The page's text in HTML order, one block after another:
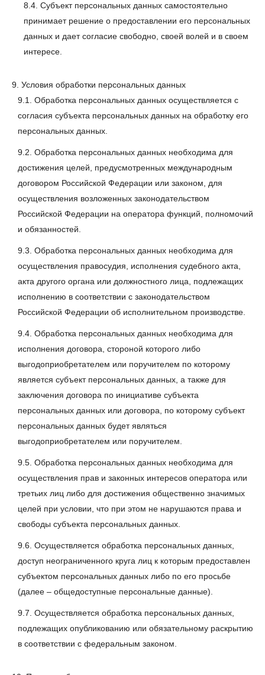
8.4. Субъект персональных данных самостоятельно
принимает решение о предоставлении его персональных
данных и дает согласие свободно, своей волей и в своем
интересе.
9. Условия обработки персональных данных
9.1. Обработка персональных данных осуществляется с
согласия субъекта персональных данных на обработку его
персональных данных.
9.2. Обработка персональных данных необходима для
достижения целей, предусмотренных международным
договором Российской Федерации или законом, для
осуществления возложенных законодательством
Российской Федерации на оператора функций, полномочий
и обязанностей.
9.3. Обработка персональных данных необходима для
осуществления правосудия, исполнения судебного акта,
акта другого органа или должностного лица, подлежащих
исполнению в соответствии с законодательством
Российской Федерации об исполнительном производстве.
9.4. Обработка персональных данных необходима для
исполнения договора, стороной которого либо
выгодоприобретателем или поручителем по которому
является субъект персональных данных, а также для
заключения договора по инициативе субъекта
персональных данных или договора, по которому субъект
персональных данных будет являться
выгодоприобретателем или поручителем.
9.5. Обработка персональных данных необходима для
осуществления прав и законных интересов оператора или
третьих лиц либо для достижения общественно значимых
целей при условии, что при этом не нарушаются права и
свободы субъекта персональных данных.
9.6. Осуществляется обработка персональных данных,
доступ неограниченного круга лиц к которым предоставлен
субъектом персональных данных либо по его просьбе
(далее – общедоступные персональные данные).
9.7. Осуществляется обработка персональных данных,
подлежащих опубликованию или обязательному раскрытию
в соответствии с федеральным законом.